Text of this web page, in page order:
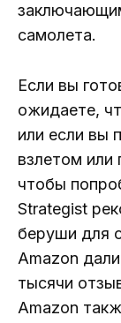
самолета.
Если вы
ожидаете,
или если вы
взлетом или
чтобы
Strategist
беруши для
Amazon
тысячи
Amazon